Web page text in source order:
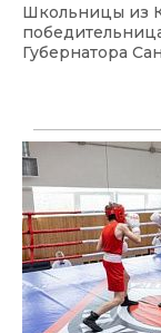
Школьницы из
Губернатора